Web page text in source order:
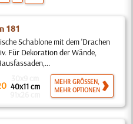
181
Schablone mit dem 'Drachen
Für Dekoration der Wände,
40x11 cm
MEHR GRÖSSEN,
MEHR OPTIONEN